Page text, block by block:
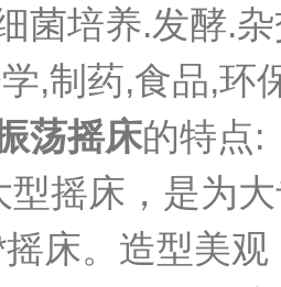
菌培养.发酵.
,制药,食品,环
荡摇床的特点:
床，是为大
床。造型美